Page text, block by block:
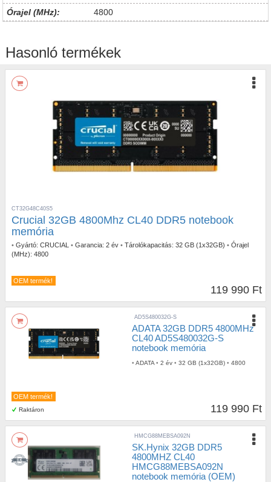
Órajel (MHz):
4800
Hasonló termékek
OEM termék!
CT32G48C40S5
Crucial 32GB 4800Mhz CL40 DDR5 notebook
memória
• Gyártó: CRUCIAL • Garancia: 2 év • Tárolókapacitás: 32 GB (1x32GB) • Órajel
(MHz): 4800
119 990 Ft
OEM termék!
Raktáron
AD5S480032G-S
ADATA 32GB DDR5 4800MHz
CL40 AD5S480032G-S
notebook memória
• ADATA • 2 év • 32 GB (1x32GB) • 4800
119 990 Ft
HMCG88MEBSA092N
SK.Hynix 32GB DDR5
4800MHZ CL40
HMCG88MEBSA092N
notebook memória (OEM)